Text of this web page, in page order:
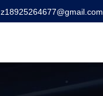
z18925264677@gmail.com